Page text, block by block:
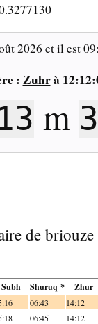
2026 et il est
:Zuhrà
m
de briouze
Subh Shuruq * Zhur
06:43 14:12
06:45 14:12